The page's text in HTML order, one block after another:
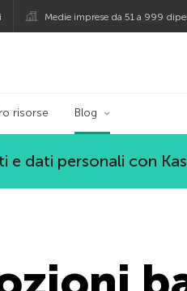
Medie imprese da 51 a 999
risorse Blog
dati personali con